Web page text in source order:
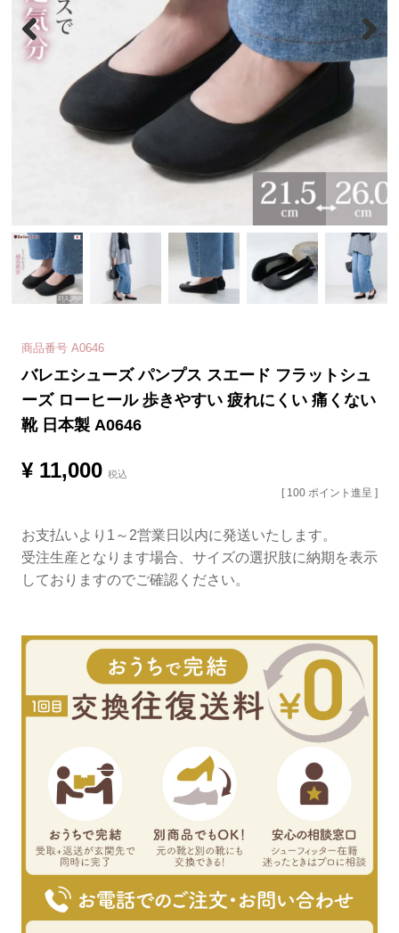
商品番号 A0646
バレエシューズ パンプス スエード フラットシュ
ーズ ローヒール 歩きやすい 疲れにくい 痛くない
靴 日本製 A0646
¥ 11,000 税込
[ 100 ポイント進呈 ]
お支払いより1～2営業日以内に発送いたします。
受注生産となります場合、サイズの選択肢に納期を表示
しておりますのでご確認ください。